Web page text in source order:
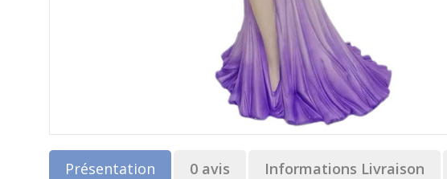
Présentation 0 avis Informations Livraison